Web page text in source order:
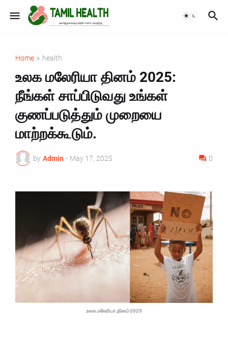
Home health
உலக மலேரியா தினம் 2025:
நீங்கள் சாப்பிடுவது உங்கள்
குணப்படுத்தும் முறையை
மாற்றக்கூடும்.
by Admin - May 17, 2025 0
உலக மலேரியா தினம் 2025